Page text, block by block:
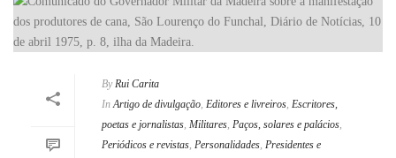
By Rui Carita
In Artigo de divulgação, Editores e livreiros, Escritores,
poetas e jornalistas, Militares, Paços, solares e palácios,
Periódicos e revistas, Personalidades, Presidentes e